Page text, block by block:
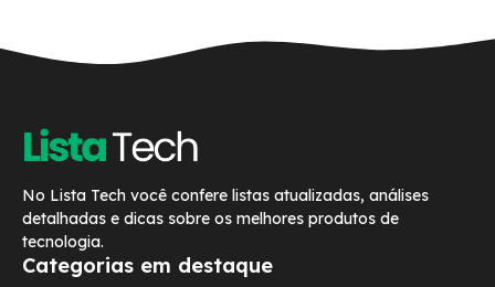
No Lista Tech você confere listas atualizadas, análises
detalhadas e dicas sobre os melhores produtos de
tecnologia.
Categorias em destaque